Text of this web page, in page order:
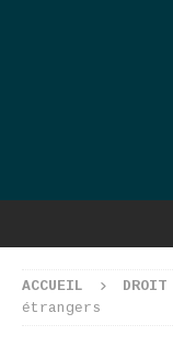
ACCUEIL DROIT
étrangers